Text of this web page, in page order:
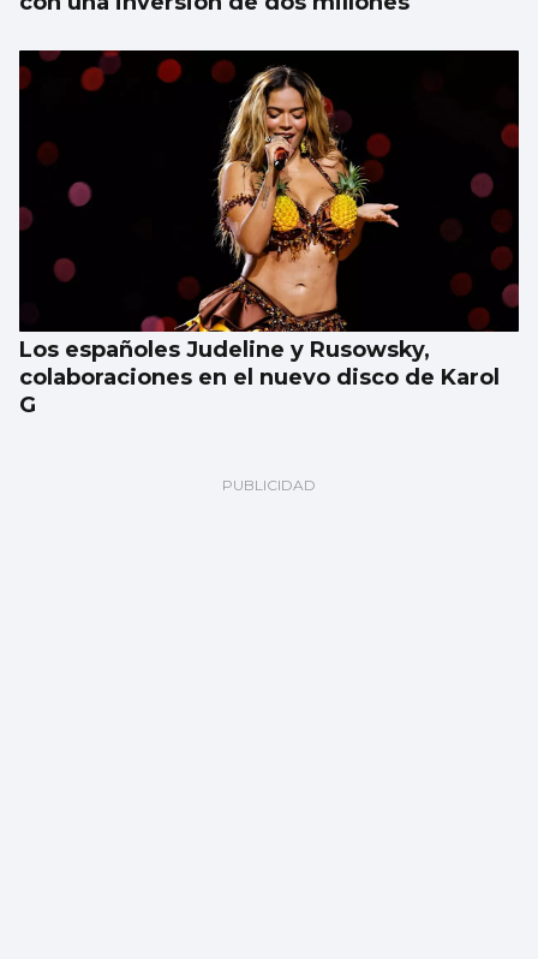
Los españoles Judeline y Rusowsky,
colaboraciones en el nuevo disco de Karol
G